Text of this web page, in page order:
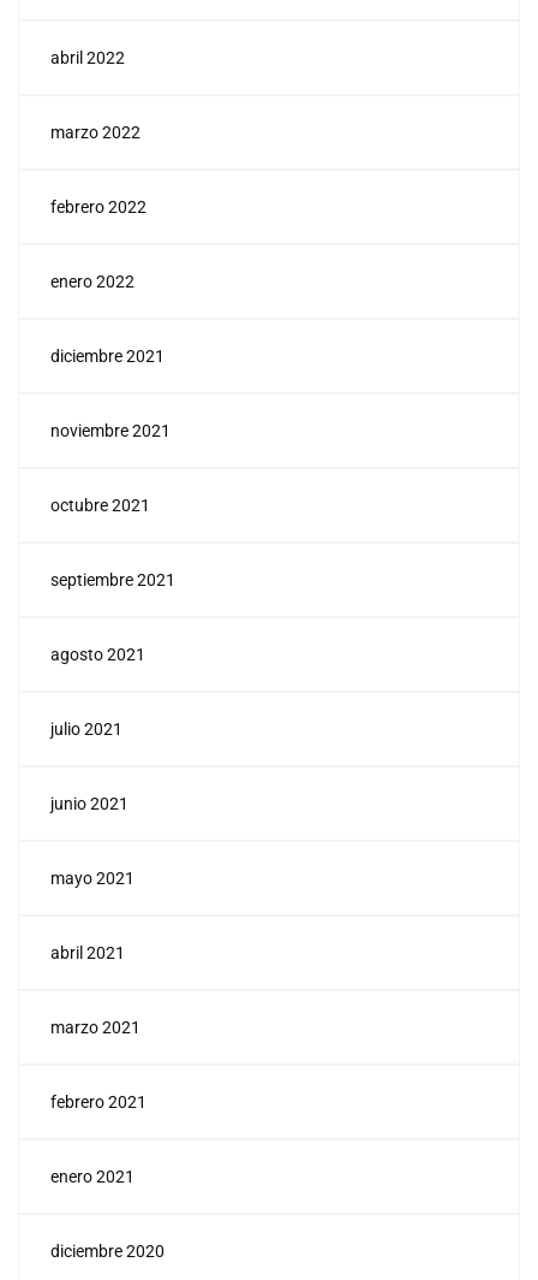
abril 2022
marzo 2022
febrero 2022
enero 2022
diciembre 2021
noviembre 2021
octubre 2021
septiembre 2021
agosto 2021
julio 2021
junio 2021
mayo 2021
abril 2021
marzo 2021
febrero 2021
enero 2021
diciembre 2020